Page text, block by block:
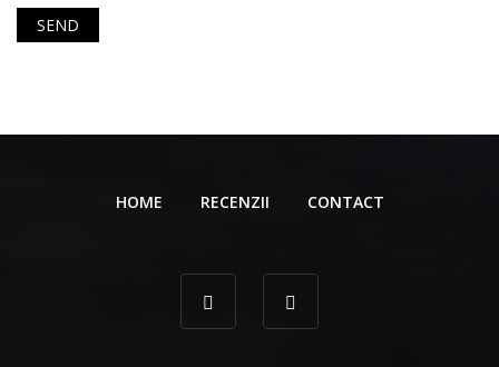
HOME RECENZII CONTACT